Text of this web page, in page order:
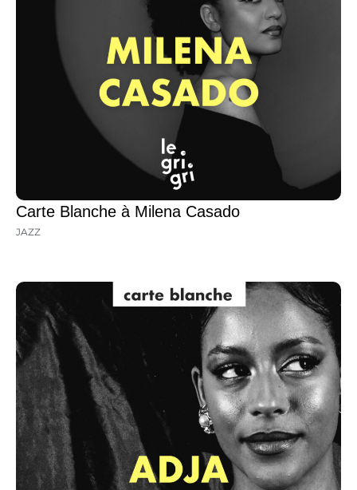
Carte Blanche à Milena Casado
JAZZ